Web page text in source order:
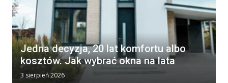
Jedna decyzja, 20 lat komfortu albo
kosztów. Jak wybrać okna na lata
3 sierpień 2026